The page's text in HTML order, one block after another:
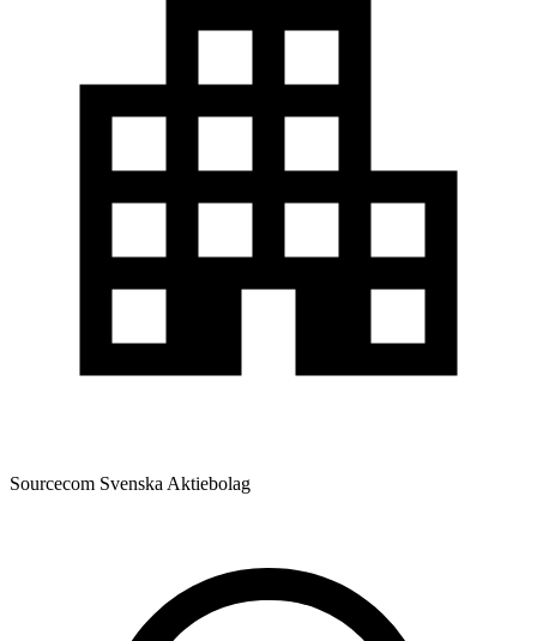
Sourcecom Svenska Aktiebolag